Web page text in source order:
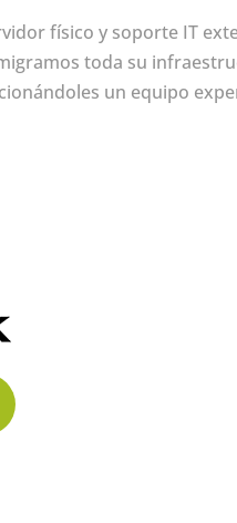
físico y soporte IT
toda su
un equipo